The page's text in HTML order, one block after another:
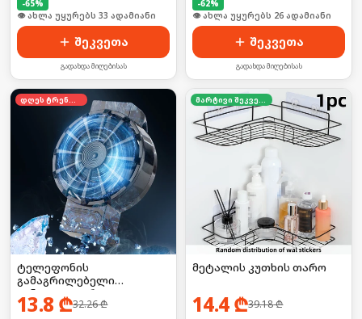
-65%
🛒 ბოლო 24სთ-ში იყიდა 50-მა
შეკვეთა
გადახდა მიღებისას
-62%
🛒 ბოლო 24სთ-ში იყიდა 41-მა
შეკვეთა
გადახდა მიღებისას
დღეს ტრენდში
ტელეფონის
გამაგრილებელი
ვინტილატორი
13.8 ₾32.26₾
მარტივი შეკვეთა
მეტალის კუთხის თარო
14.4₾39.18₾